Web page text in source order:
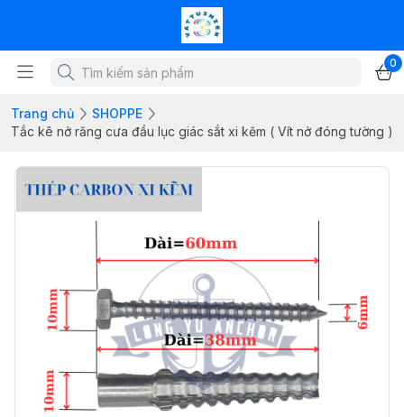
0
Trang chủ
SHOPPE
Tắc kê nở răng cưa đầu lục giác sắt xi kẽm ( Vít nở đóng tường )